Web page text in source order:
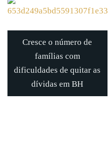
Cresce o número de
famílias com
dificuldades de quitar as
dívidas em BH